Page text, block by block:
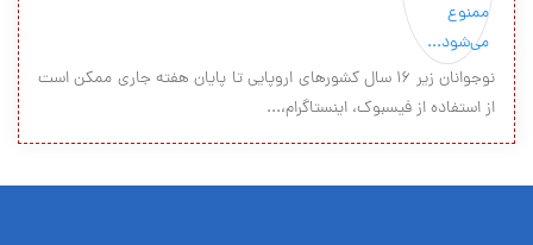
نوجوانان زیر ۱۶ سال کشورهای اروپایی تا پایان هفته جاری ممکن است
از استفاده از فیسبوک، اینستاگرام،...